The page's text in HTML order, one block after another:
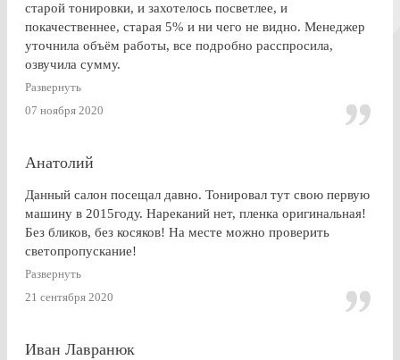
старой тонировки, и захотелось посветлее, и
покачественнее, старая 5% и ни чего не видно. Менеджер
уточнила объём работы, все подробно расспросила,
озвучила сумму.
По Работе и в целом претензии нет. Только опоздала к
завершении работ, машина ждала уже готовая меня. Жаль,
что заранее не позвонили.
Развернуть
07 ноября 2020
Анатолий
Данный салон посещал давно. Тонировал тут свою первую
машину в 2015году. Нареканий нет, пленка оригинальная!
Без бликов, без косяков! На месте можно проверить
светопропускание!
Развернуть
21 сентября 2020
Иван Лавранюк